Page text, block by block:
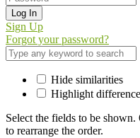
Log In
Sign Up
Forgot your password?
Hide similarities
Highlight
Select the fields to be
to rearrange the order.